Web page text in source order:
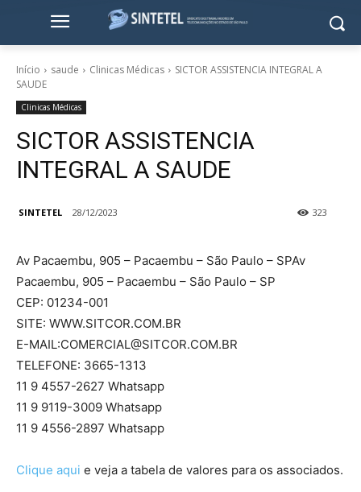
Início saude Clinicas Médicas
SICTOR ASSISTENCIA INTEGRAL A
SAUDE
Clinicas Médicas
SICTOR ASSISTENCIA
INTEGRAL A SAUDE
SINTETEL 28/12/2023 323
Av Pacaembu, 905 – Pacaembu – São Paulo – SPAv
Pacaembu, 905 – Pacaembu – São Paulo – SP
CEP: 01234-001
SITE: WWW.SITCOR.COM.BR
E-MAIL:COMERCIAL@SITCOR.COM.BR
TELEFONE: 3665-1313
11 9 4557-2627 Whatsapp
11 9 9119-3009 Whatsapp
11 9 4556-2897 Whatsapp
Clique aqui e veja a tabela de valores para os associados.